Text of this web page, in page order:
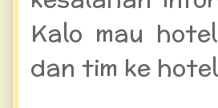
Kalo mau
dan tim ke